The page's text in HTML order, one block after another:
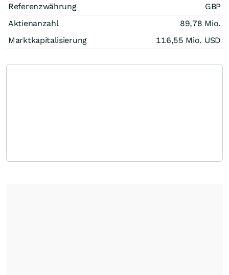
Referenzwährung
GBP
Aktienanzahl
89,78 Mio.
Marktkapitalisierung
116,55 Mio. USD